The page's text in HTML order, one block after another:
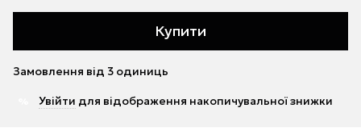
Купити
Замовлення від 3 одиниць
Увійти для відображення накопичувальної знижки